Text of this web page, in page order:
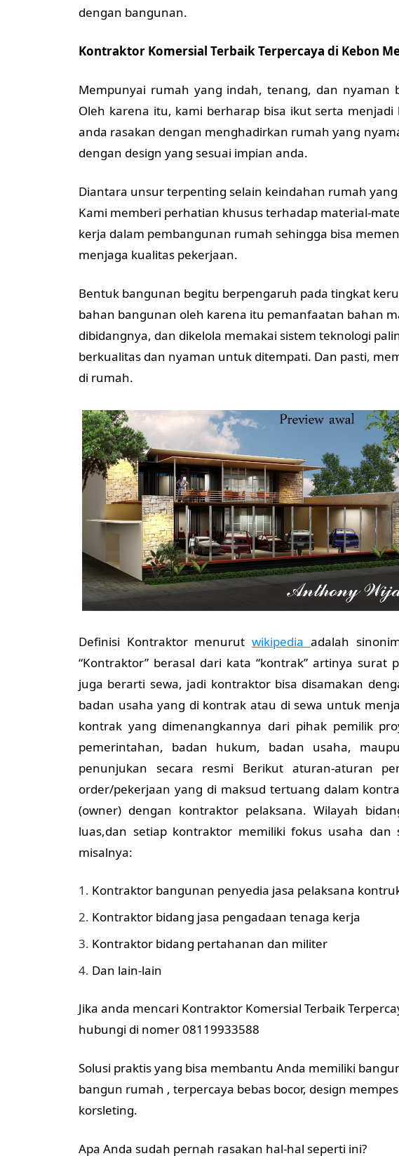
dengan bangunan.
Kontraktor Komersial Terbaik Terpercaya di Kebon
Mempunyai rumah yang indah, tenang, dan nyaman
Oleh karena itu, kami berharap bisa ikut serta
anda rasakan dengan menghadirkan rumah yang
dengan design yang sesuai impian anda.
Diantara unsur terpenting selain keindahan rumah
Kami memberi perhatian khusus terhadap material-
kerja dalam pembangunan rumah sehingga bisa
menjaga kualitas pekerjaan.
Bentuk bangunan begitu berpengaruh pada tingkat
bahan bangunan oleh karena itu pemanfaatan bahan
dibidangnya, dan dikelola memakai sistem teknologi
berkualitas dan nyaman untuk ditempati. Dan pasti,
di rumah.
Definisi Kontraktor menurutwikipedia adalah
“Kontraktor” berasal dari kata “kontrak” artinya surat
juga berarti sewa, jadi kontraktor bisa disamakan
badan usaha yang di kontrak atau di sewa untuk
kontrak yang dimenangkannya dari pihak pemilik
pemerintahan, badan hukum, badan usaha,
penunjukan secara resmi Berikut aturan-aturan
order/pekerjaan yang di maksud tertuang dalam
(owner) dengan kontraktor pelaksana. Wilayah
luas,dan setiap kontraktor memiliki fokus usaha dan
misalnya:
Kontraktor bangunan penyedia jasa pelaksana
Kontraktor bidang jasa pengadaan tenaga kerja
Kontraktor bidang pertahanan dan militer
Dan lain-lain
Jika anda mencari Kontraktor Komersial Terbaik
hubungi di nomer 08119933588
Solusi praktis yang bisa membantu Anda memiliki
bangun rumah , terpercaya bebas bocor, design
korsleting.
Apa Anda sudah pernah rasakan hal-hal seperti ini?